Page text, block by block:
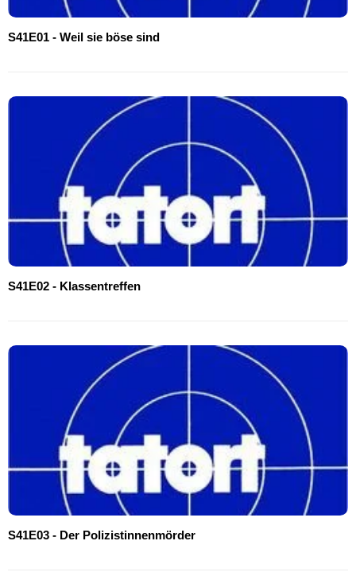
S41E01 - Weil sie böse sind
S41E02 - Klassentreffen
S41E03 - Der Polizistinnenmörder